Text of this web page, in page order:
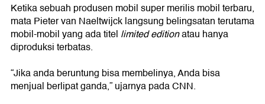
Ketika sebuah produsen mobil super merilis mobil terbaru,
mata Pieter van Naeltwijck langsung belingsatan terutama
mobil-mobil yang ada titel limited editionatau hanya
diproduksi terbatas.
“Jika anda beruntung bisa membelinya, Anda bisa
menjual berlipat ganda,” ujarnya pada CNN.